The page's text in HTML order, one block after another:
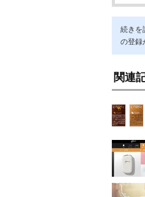
続きを
の登録
関連